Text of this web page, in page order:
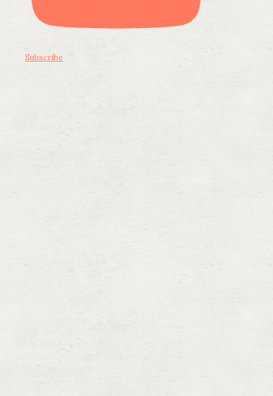
Subscribe